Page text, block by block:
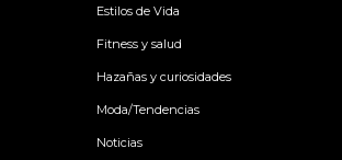
n
Estilos de Vida
Fitness y salud
Hazañas y curiosidades
Moda/Tendencias
Noticias